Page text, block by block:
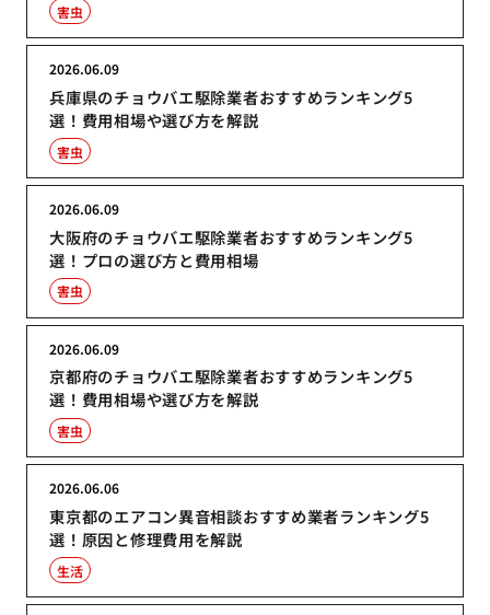
害虫
兵庫県のチョウバエ駆除業者おすすめランキング5
選！費用相場や選び方を解説
2026.06.09
害虫
大阪府のチョウバエ駆除業者おすすめランキング5
選！プロの選び方と費用相場
2026.06.09
害虫
京都府のチョウバエ駆除業者おすすめランキング5
選！費用相場や選び方を解説
2026.06.09
害虫
東京都のエアコン異音相談おすすめ業者ランキング5
選！原因と修理費用を解説
2026.06.06
生活